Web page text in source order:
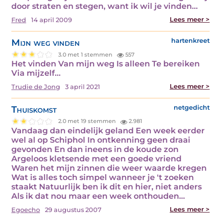
door straten en stegen, want ik wil je vinden…
Fred 14 april 2009 Lees meer >
Mijn weg vinden hartenkreet
3.0 met 1 stemmen 557
Het vinden Van mijn weg Is alleen Te bereiken
Via mijzelf…
Trudie de Jong 3 april 2021 Lees meer >
Thuiskomst netgedicht
2.0 met 19 stemmen 2.981
Vandaag dan eindelijk geland Een week eerder
wel al op Schiphol In ontkenning geen draai
gevonden En dan ineens in de koude zon
Argeloos kletsende met een goede vriend
Waren het mijn zinnen die weer waarde kregen
Wat is alles toch simpel wanneer je 't zoeken
staakt Natuurlijk ben ik dit en hier, niet anders
Als ik dat nou maar een week onthouden…
Egoecho 29 augustus 2007 Lees meer >